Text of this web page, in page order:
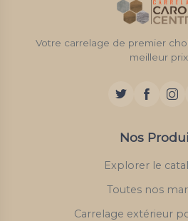
Votre carrelage de premier
meilleur
Nos
Explorer le
Toutes nos
Carrelage extérieur